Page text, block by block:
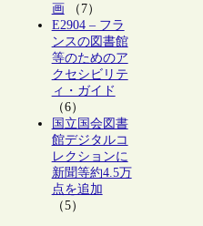
画（7）
E2904 – フラ
ンスの図書館
等のためのア
クセシビリテ
ィ・ガイド
（6）
国立国会図書
館デジタルコ
レクションに
新聞等約4.5万
点を追加
（5）